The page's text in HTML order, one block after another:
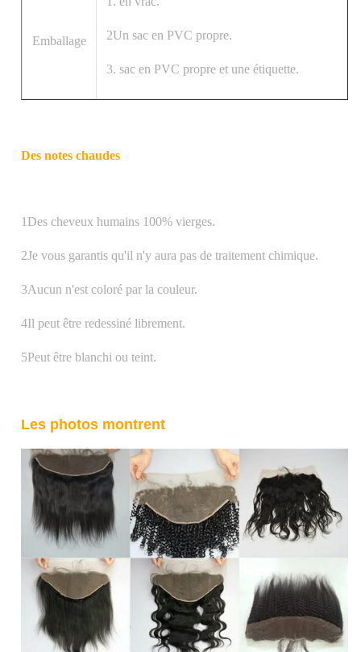
Emballage 2Un sac en PVC propre.
3. sac en PVC propre et une étiquette.
Des notes chaudes
1Des cheveux humains 100% vierges.
2Je vous garantis qu'il n'y aura pas de traitement chimique.
3Aucun n'est coloré par la couleur.
4Il peut être redessiné librement.
5Peut être blanchi ou teint.
Les photos montrent